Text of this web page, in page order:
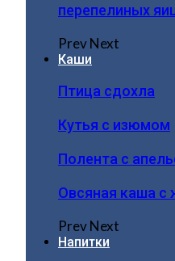
перепелиных
PrevNext
Каши
Птица сдохла
Кутья с изюмом
Полента с
Овсяная каша
PrevNext
Напитки